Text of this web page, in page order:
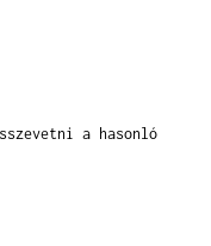
a hasonló